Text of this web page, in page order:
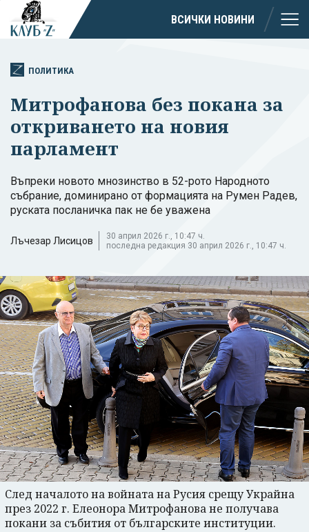
ВСИЧКИ НОВИНИ
ПОЛИТИКА
Митрофанова без покана за
откриването на новия
парламент
Въпреки новото мнозинство в 52-рото Народното
събрание, доминирано от формацията на Румен Радев,
руската посланичка пак не бе уважена
Лъчезар Лисицов
30 април 2026 г., 10:47 ч.
последна редакция 30 април 2026 г., 10:47 ч.
След началото на войната на Русия срещу Украйна
през 2022 г. Елеонора Митрофанова не получава
покани за събития от българските институции.